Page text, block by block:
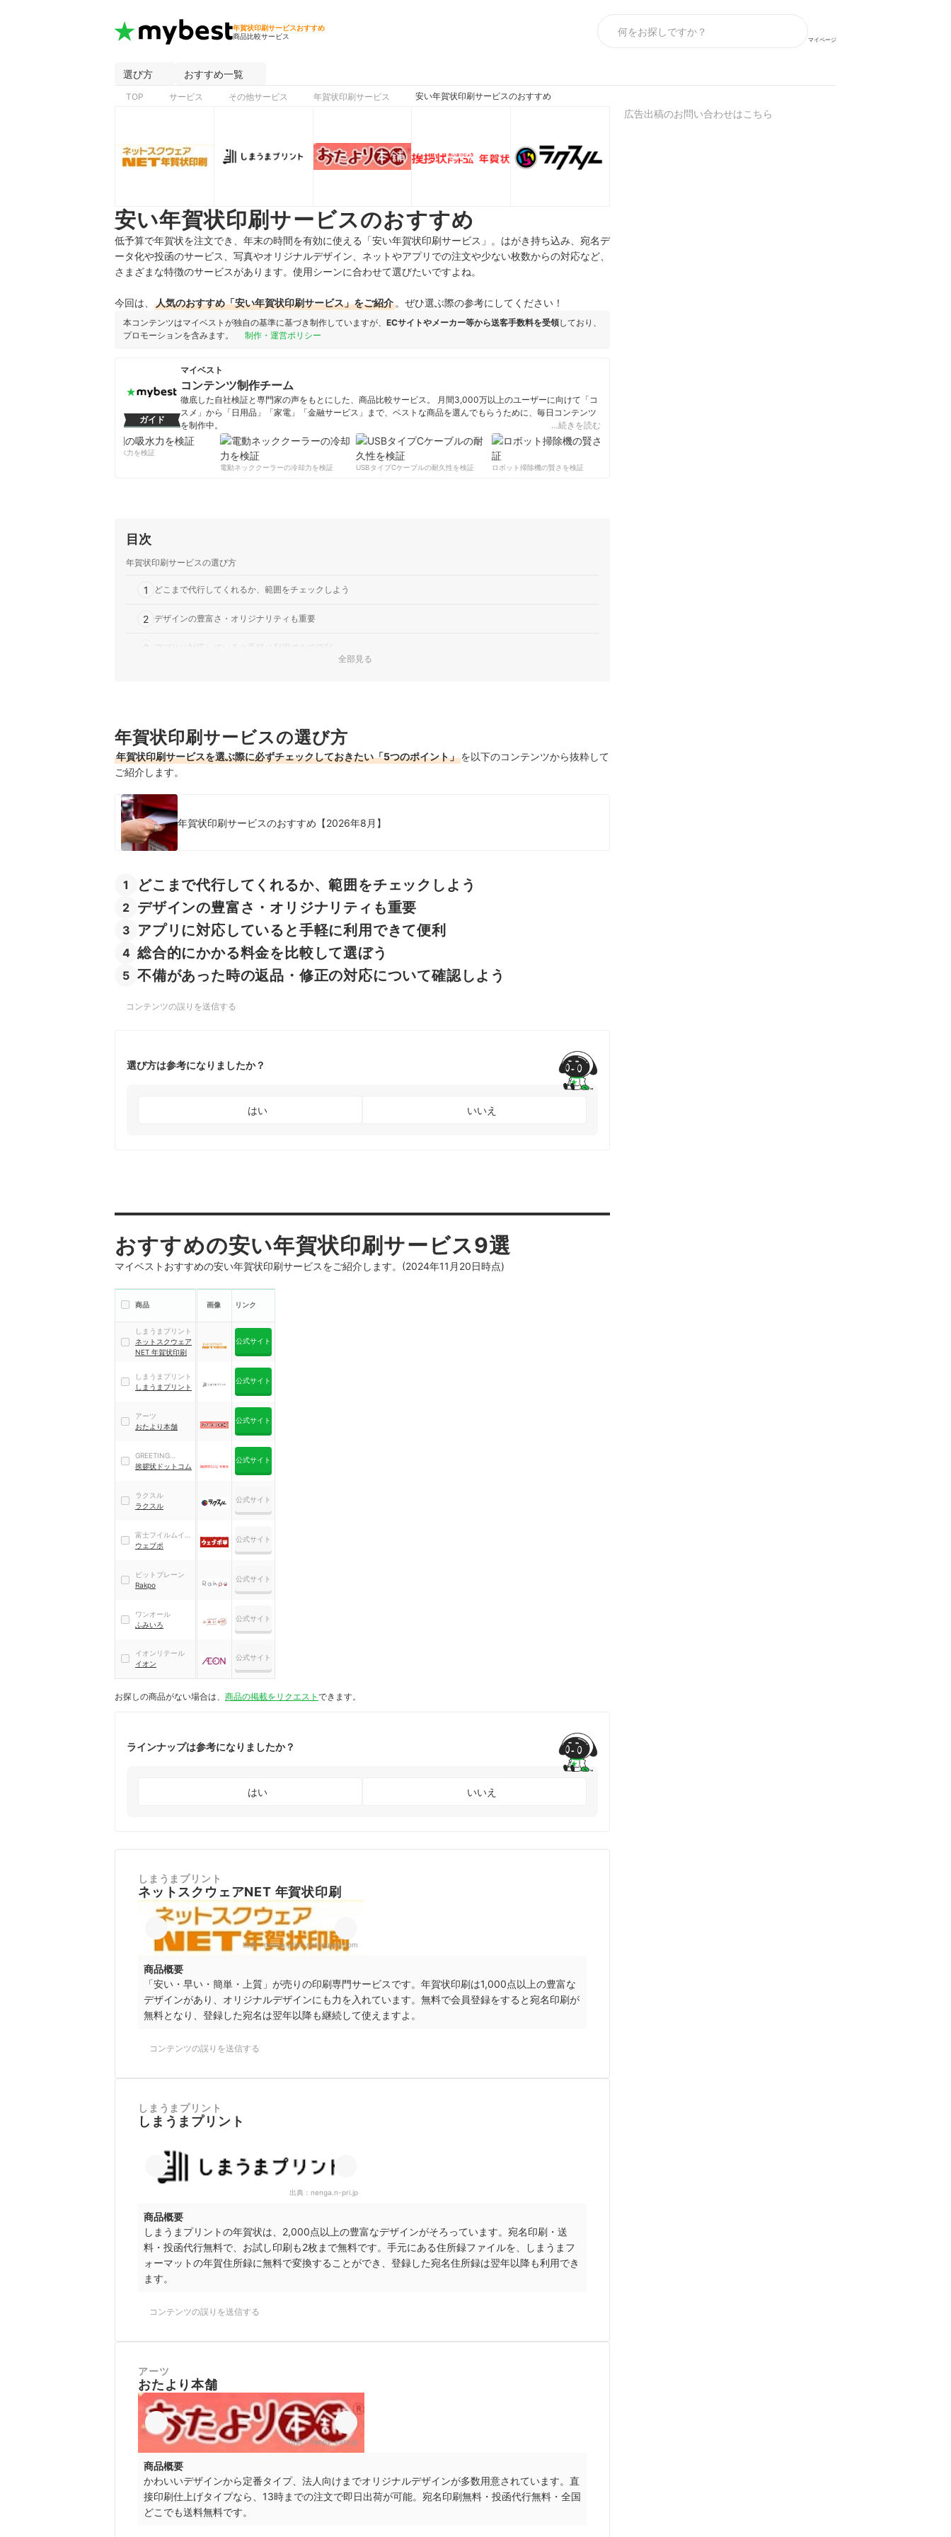
年賀状印刷サービスおすすめ
商品比較サービス
マイページ
選び方 おすすめ一覧
TOP サービス その他サービス 年賀状印刷サービス 安い年賀状印刷サービスのおすすめ
安い年賀状印刷サービスのおすすめ
低予算で年賀状を注文でき、年末の時間を有効に使える「安い年賀状印刷サービス」。はがき持ち込み、宛名デ
ータ化や投函のサービス、写真やオリジナルデザイン、ネットやアプリでの注文や少ない枚数からの対応など、
さまざまな特徴のサービスがあります。使用シーンに合わせて選びたいですよね。
今回は、 人気のおすすめ「安い年賀状印刷サービス」をご紹介 。ぜひ選ぶ際の参考にしてください！
本コンテンツはマイベストが独自の基準に基づき制作していますが、 ECサイトやメーカー等から送客手数料を受領しており、
プロモーションを含みます。
制作・運営ポリシー
ガイド
マイベスト
コンテンツ制作チーム
徹底した自社検証と専門家の声をもとにした、商品比較サービス。 月間3,000万以上のユーザーに向けて「コ
スメ」から「日用品」「家電」「金融サービス」まで、ベストな商品を選んでもらうために、毎日コンテンツ
を制作中。
コンテンツ制作チームのプロフィール
…続きを読む
柔軟剤の吸水力を検証
電動ネッククーラーの冷却力を検証
USBタイプCケーブルの耐久性を検証 ロボット掃除機の賢さを検証
目次
年賀状印刷サービスの選び方
1 どこまで代行してくれるか、範囲をチェックしよう
2 デザインの豊富さ・オリジナリティも重要
3 アプリに対応していると手軽に利用できて便利
おすすめの安い年賀状印刷サービス9選
全部見る
年賀状印刷サービスの選び方
年賀状印刷サービスを選ぶ際に必ずチェックしておきたい「5つのポイント」を以下のコンテンツから抜粋して
ご紹介します。
年賀状印刷サービスのおすすめ【2026年8月】
1 どこまで代行してくれるか、範囲をチェックしよう
2 デザインの豊富さ・オリジナリティも重要
3 アプリに対応していると手軽に利用できて便利
4 総合的にかかる料金を比較して選ぼう
5 不備があった時の返品・修正の対応について確認しよう
コンテンツの誤りを送信する
選び方は参考になりましたか？
はい いいえ
おすすめの安い年賀状印刷サービス9選
マイベストおすすめの安い年賀状印刷サービスをご紹介します。(2024年11月20日時点)
商品 画像 リンク
しまうまプリント
ネットスクウェア
NET 年賀状印刷
公式サイト
しまうまプリント
しまうまプリント
公式サイト
アーツ
おたより本舗
公式サイト
GREETING
WORKS
挨拶状ドットコム
公式サイト
ラクスル
ラクスル
公式サイト
富士フイルムイメ
ージングシステム
ウェブポ
公式サイト
ビットブレーン
Rakpo
公式サイト
ワンオール
ふみいろ
公式サイト
イオンリテール
イオン
公式サイト
お探しの商品がない場合は、 商品の掲載をリクエスト できます。
ラインナップは参考になりましたか？
はい いいえ
しまうまプリント
ネットスクウェアNET 年賀状印刷
出典：nenga.print-netsquare.com
商品概要
「安い・早い・簡単・上質」が売りの印刷専門サービスです。年賀状印刷は1,000点以上の豊富な
デザインがあり、オリジナルデザインにも力を入れています。無料で会員登録をすると宛名印刷が
無料となり、登録した宛名は翌年以降も継続して使えますよ。
コンテンツの誤りを送信する
しまうまプリント
しまうまプリント
出典： nenga.n-pri.jp
商品概要
しまうまプリントの年賀状は、 2,000点以上の豊富なデザインがそろっています。 宛名印刷・送
料・投函代行無料で、 お試し印刷も2枚まで無料です。 手元にある住所録ファイルを、
しまうまフ
ォーマットの年賀住所録に無料で変換することができ、 登録した宛名住所録は翌年以降も利用でき
ます。
コンテンツの誤りを送信する
アーツ
おたより本舗
出典：happy-card.jp
商品概要
かわいいデザインから定番タイプ、法人向けまでオリジナルデザインが多数用意されています。直
接印刷仕上げタイプなら、13時までの注文で即日出荷が可能。宛名印刷無料・投函代行無料・全国
どこでも送料無料です。
広告出稿のお問い合わせはこちら